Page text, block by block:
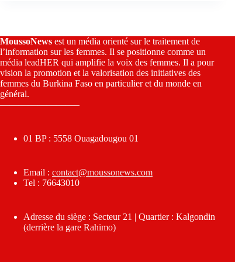
MoussoNews est un média orienté sur le traitement de
l’information sur les femmes. Il se positionne comme un
média leadHER qui amplifie la voix des femmes. Il a pour
vision la promotion et la valorisation des initiatives des
femmes du Burkina Faso en particulier et du monde en
général.
————————–
01 BP : 5558 Ouagadougou 01
Email : contact@moussonews.com
Tel : 76643010
Adresse du siège : Secteur 21 | Quartier : Kalgondin
(derrière la gare Rahimo)